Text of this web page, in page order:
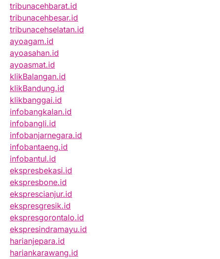
tribunacehbarat.id
tribunacehbesar.id
tribunacehselatan.id
ayoagam.id
ayoasahan.id
ayoasmat.id
klikBalangan.id
klikBandung.id
klikbanggai.id
infobangkalan.id
infobangli.id
infobanjarnegara.id
infobantaeng.id
infobantul.id
ekspresbekasi.id
ekspresbone.id
eksprescianjur.id
ekspresgresik.id
ekspresgorontalo.id
ekspresindramayu.id
harianjepara.id
hariankarawang.id